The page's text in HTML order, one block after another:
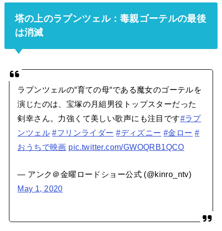
塔の上のラプンツェル：毒親ゴーテルの最後
は消滅
ラプンツェルの“育ての母“である魔女のゴーテルを
演じたのは、宝塚の月組男役トップスターだった
剣幸さん。力強くて美しい歌声にも注目です#ラプ
ンツェル #フリンライダー #ディズニー #金ロー #
おうちで映画 pic.twitter.com/GWOQRB1QCO
— アンク＠金曜ロードショー公式 (@kinro_ntv)
May 1, 2020